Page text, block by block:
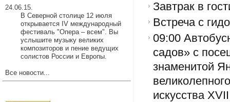
24.06.15.
В Северной столице 12 июля
открывается IV международный
фестиваль "Опера – всем". Вы
услышите музыку великих
композиторов и пение ведущих
солистов России и Европы.
Все новости...
Завтрак в
Встреча с
09:00
садов» с
знаменитой
искусства